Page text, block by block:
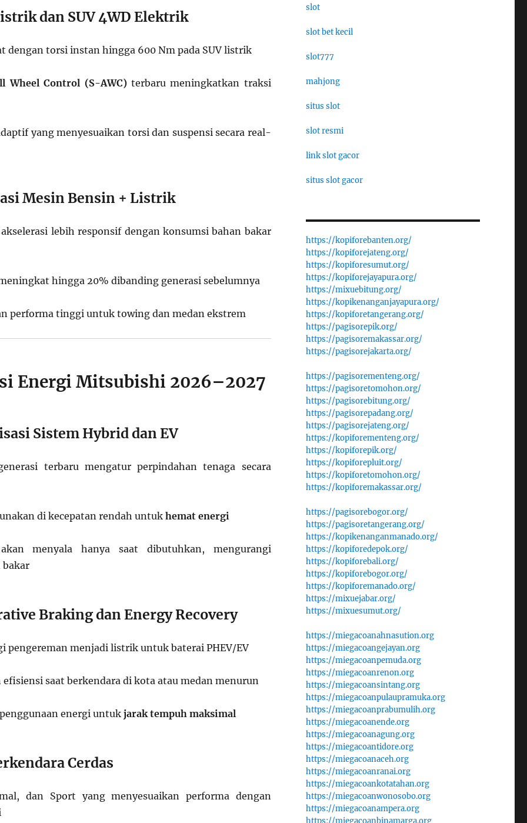
dan SUV 4WD Elektrik
dengan torsi instan hingga 600 Nm pada SUV listrik
Wheel Control (S-AWC)terbaru meningkatkan traksi
yang menyesuaikan torsi dan suspensi secara real-
Mesin Bensin + Listrik
lebih responsif dengan konsumsi bahan bakar
hingga 20% dibanding generasi sebelumnya
performa tinggi untuk towing dan medan ekstrem
Energi Mitsubishi 2026–2027
Sistem Hybrid dan EV
terbaru mengatur perpindahan tenaga secara
di kecepatan rendah untukhemat energi
menyala hanya saat dibutuhkan, mengurangi
bakar
Braking dan Energy Recovery
pengereman menjadi listrik untuk baterai PHEV/EV
saat berkendara di kota atau medan menurun
energi untuk jarak tempuh maksimal
Cerdas
dan Sport yang menyesuaikan performa dengan
slot
slot bet kecil
slot777
mahjong
situs slot
slot resmi
link slot gacor
situs slot gacor
https://kopiforebanten.org/
https://kopiforejateng.org/
https://kopiforesumut.org/
https://kopiforejayapura.org/
https://mixuebitung.org/
https://kopikenanganjayapura.org/
https://kopiforetangerang.org/
https://pagisorepik.org/
https://pagisoremakassar.org/
https://pagisorejakarta.org/
https://pagisorementeng.org/
https://pagisoretomohon.org/
https://pagisorebitung.org/
https://pagisorepadang.org/
https://pagisorejateng.org/
https://kopiforementeng.org/
https://kopiforepik.org/
https://kopiforepluit.org/
https://kopiforetomohon.org/
https://kopiforemakassar.org/
https://pagisorebogor.org/
https://pagisoretangerang.org/
https://kopikenanganmanado.org/
https://kopiforedepok.org/
https://kopiforebali.org/
https://kopiforebogor.org/
https://kopiforemanado.org/
https://mixuejabar.org/
https://mixuesumut.org/
https://miegacoanahnasution.org
https://miegacoangejayan.org
https://miegacoanpemuda.org
https://miegacoanrenon.org
https://miegacoansintang.org
https://miegacoanpulaupramuka.org
https://miegacoanprabumulih.org
https://miegacoanende.org
https://miegacoanagung.org
https://miegacoantidore.org
https://miegacoanaceh.org
https://miegacoanranai.org
https://miegacoankotatahan.org
https://miegacoanwonosobo.org
https://miegacoanampera.org
https://miegacoanbinamarga.org